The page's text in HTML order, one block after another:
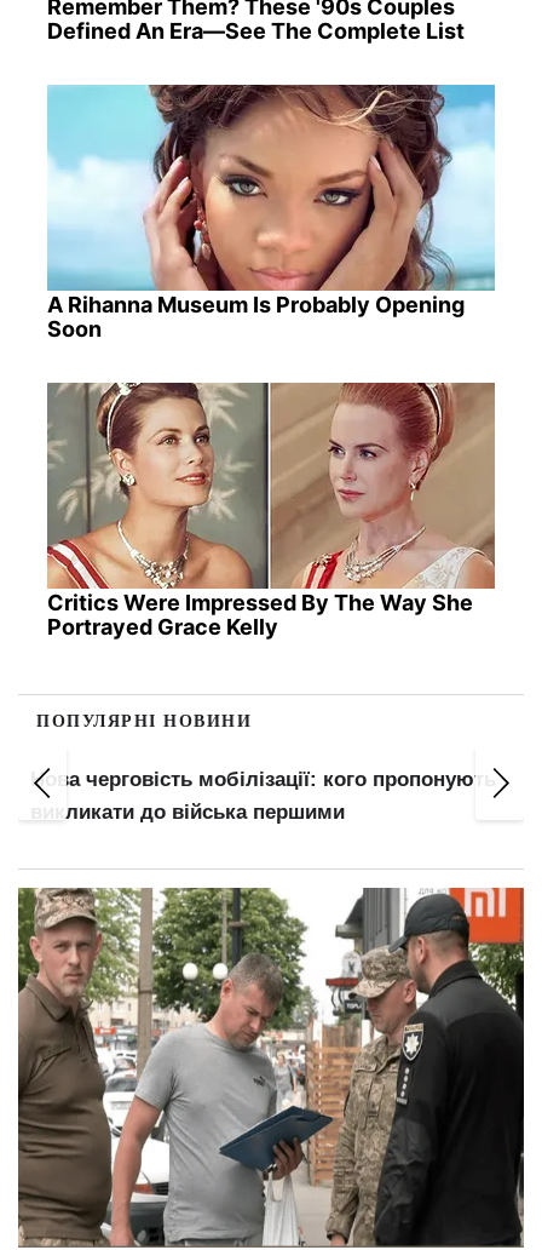
Remember Them? These '90s Couples
Defined An Era—See The Complete List
A Rihanna Museum Is Probably Opening
Soon
Critics Were Impressed By The Way She
Portrayed Grace Kelly
ПОПУЛЯРНІ НОВИНИ
Нова черговість мобілізації: кого пропонують
викликати до війська першими